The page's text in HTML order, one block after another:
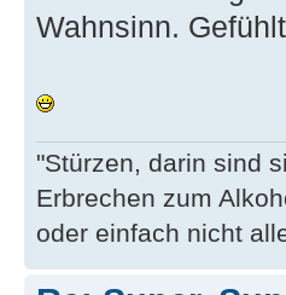
Wahnsinn.
"Stürzen, darin sind
Erbrechen zum
oder einfach nicht